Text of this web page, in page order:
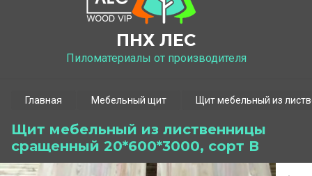
ПНХ ЛЕС
Пиломатериалы от производителя
Главная Мебельный щит Щит мебельный из
Щит мебельный из лиственницы
сращенный 20*600*3000, сорт В